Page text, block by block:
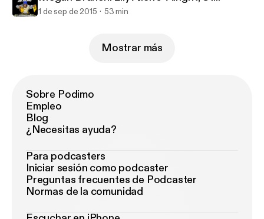
1 de sep de 2015 53 min
Mostrar más
Sobre Podimo
Empleo
Blog
¿Necesitas ayuda?
Para podcasters
Iniciar sesión como podcaster
Preguntas frecuentes de Podcaster
Normas de la comunidad